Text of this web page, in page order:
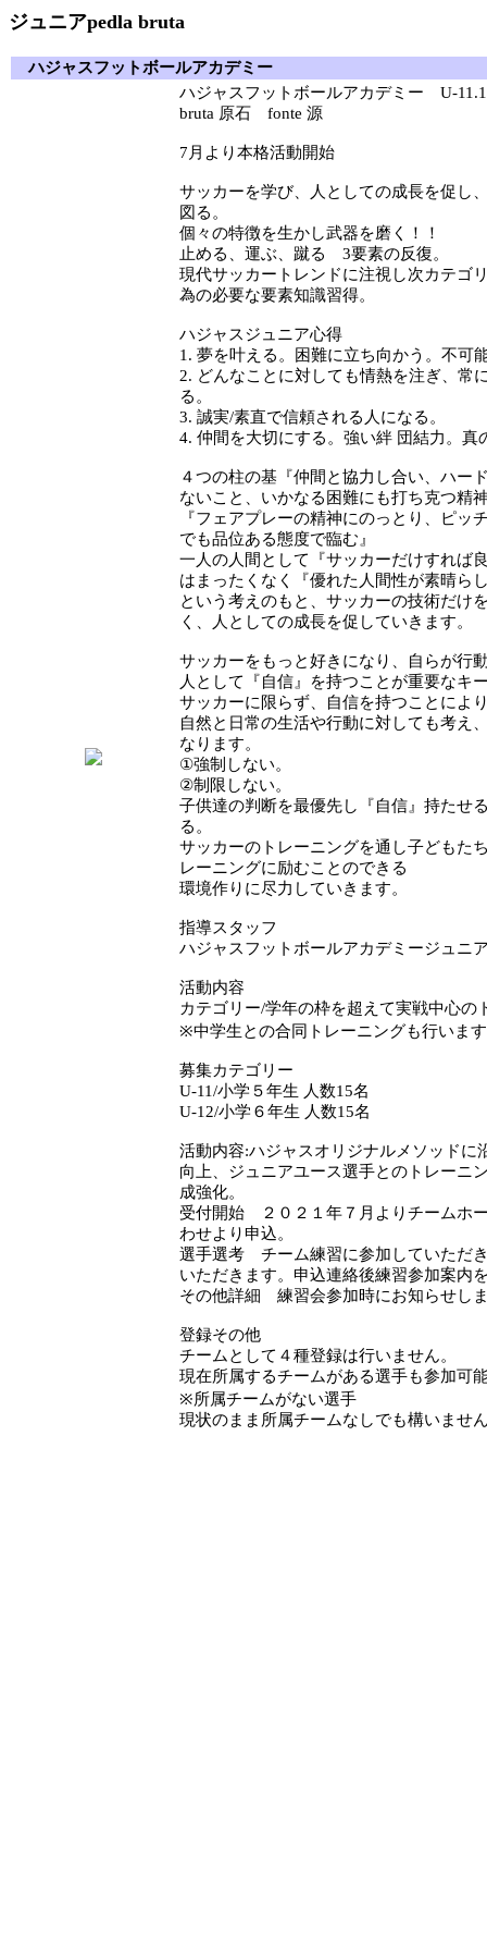
ジュニアpedla bruta
ハジャスフットボールアカデミー
ハジャスフットボールアカデミー U-
bruta 原石 fonte 源
7月より本格活動開始
サッカーを学び、人としての成長を促し
図る。
個々の特徴を生かし武器を磨く！！
止める、運ぶ、蹴る 3要素の反復。
現代サッカートレンドに注視し次カテゴ
為の必要な要素知識習得。
ハジャスジュニア心得
1. 夢を叶える。困難に立ち向かう。不可
2. どんなことに対しても情熱を注ぎ、常
る。
3. 誠実/素直で信頼される人になる。
4. 仲間を大切にする。強い絆 団結力。真
４つの柱の基『仲間と協力し合い、ハー
ないこと、いかなる困難にも打ち克つ精
『フェアプレーの精神にのっとり、ピッ
でも品位ある態度で臨む』
一人の人間として『サッカーだけすれば
はまったくなく『優れた人間性が素晴ら
という考えのもと、サッカーの技術だけ
く、人としての成長を促していきます。
サッカーをもっと好きになり、自らが行
人として『自信』を持つことが重要なキ
サッカーに限らず、自信を持つことによ
自然と日常の生活や行動に対しても考え
なります。
①強制しない。
②制限しない。
子供達の判断を最優先し『自信』持たせ
る。
サッカーのトレーニングを通し子どもた
レーニングに励むことのできる
環境作りに尽力していきます。
指導スタッフ
ハジャスフットボールアカデミージュニ
活動内容
カテゴリー/学年の枠を超えて実戦中心の
※中学生との合同トレーニングも行いま
募集カテゴリー
U-11/小学５年生 人数15名
U-12/小学６年生 人数15名
活動内容:ハジャスオリジナルメソッドに
向上、ジュニアユース選手とのトレーニ
成強化。
受付開始 ２０２１年７月よりチームホ
わせより申込。
選手選考 チーム練習に参加していただ
いただきます。申込連絡後練習参加案内
その他詳細 練習会参加時にお知らせし
登録その他
チームとして４種登録は行いません。
現在所属するチームがある選手も参加可
※所属チームがない選手
現状のまま所属チームなしでも構いませ